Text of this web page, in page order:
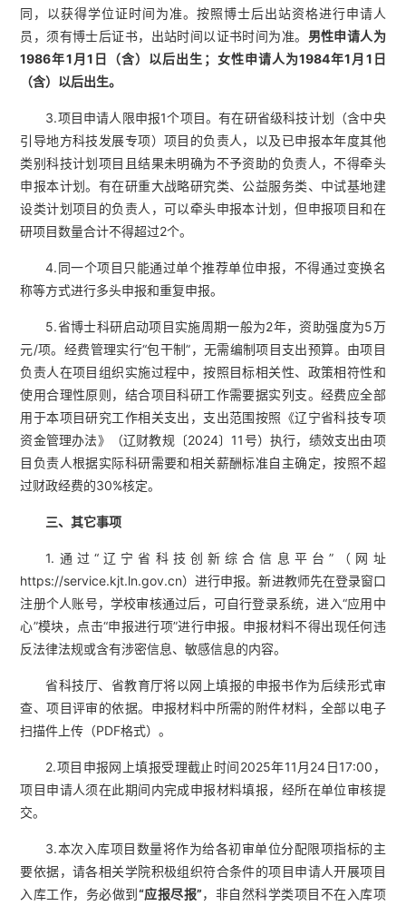
同，以获得学位证时间为准。按照博士后出站资格进行申请人
员，须有博士后证书，出站时间以证书时间为准。 男性申请人为
1986年1月1日（含）以后出生；女性申请人为1984年1月1日
（含）以后出生。
3.项目申请人限申报1个项目。有在研省级科技计划（含中央
引导地方科技发展专项）项目的负责人，以及已申报本年度其他
类别科技计划项目且结果未明确为不予资助的负责人，不得牵头
申报本计划。有在研重大战略研究类、公益服务类、中试基地建
设类计划项目的负责人，可以牵头申报本计划，但申报项目和在
研项目数量合计不得超过2个。
4.同一个项目只能通过单个推荐单位申报，不得通过变换名
称等方式进行多头申报和重复申报。
5.省博士科研启动项目实施周期一般为2年，资助强度为5万
元/项。经费管理实行“包干制”，无需编制项目支出预算。由项目
负责人在项目组织实施过程中，按照目标相关性、政策相符性和
使用合理性原则，结合项目科研工作需要据实列支。经费应全部
用于本项目研究工作相关支出，支出范围按照《辽宁省科技专项
资金管理办法》（辽财教规〔2024〕11号）执行，绩效支出由项
目负责人根据实际科研需要和相关薪酬标准自主确定，按照不超
过财政经费的30%核定。
三、其它事项
1.通过“辽宁省科技创新综合信息平台”（网址
https://service.kjt.ln.gov.cn）进行申报。新进教师先在登录窗口
注册个人账号，学校审核通过后，可自行登录系统，进入“应用中
心”模块，点击“申报进行项”进行申报。申报材料不得出现任何违
反法律法规或含有涉密信息、敏感信息的内容。
省科技厅、省教育厅将以网上填报的申报书作为后续形式审
查、项目评审的依据。申报材料中所需的附件材料，全部以电子
扫描件上传（PDF格式）。
2.项目申报网上填报受理截止时间2025年11月24日17:00，
项目申请人须在此期间内完成申报材料填报，经所在单位审核提
交。
3.本次入库项目数量将作为给各初审单位分配限项指标的主
要依据，请各相关学院积极组织符合条件的项目申请人开展项目
入库工作，务必做到“应报尽报”，非自然科学类项目不在入库项